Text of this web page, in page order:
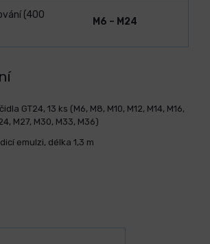
(400
M6 – M24
GT24, 13 ks (M6, M8, M10, M12, M14, M16,
M27, M30, M33, M36)
emulzi, délka 1,3 m